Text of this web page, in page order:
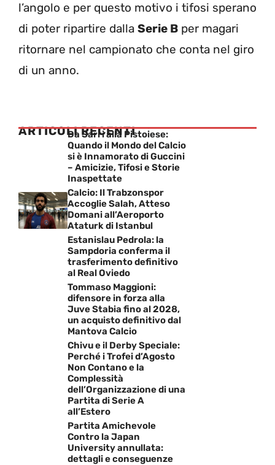
l’angolo e per questo motivo i tifosi sperano
di poter ripartire dalla Serie B per magari
ritornare nel campionato che conta nel giro
di un anno.
ARTICOLI RECENTI
Da Sarri alla Pistoiese:
Quando il Mondo del Calcio
si è Innamorato di Guccini
– Amicizie, Tifosi e Storie
Inaspettate
Calcio: Il Trabzonspor
Accoglie Salah, Atteso
Domani all’Aeroporto
Ataturk di Istanbul
Estanislau Pedrola: la
Sampdoria conferma il
trasferimento definitivo
al Real Oviedo
Tommaso Maggioni:
difensore in forza alla
Juve Stabia fino al 2028,
un acquisto definitivo dal
Mantova Calcio
Chivu e il Derby Speciale:
Perché i Trofei d’Agosto
Non Contano e la
Complessità
dell’Organizzazione di una
Partita di Serie A
all’Estero
Partita Amichevole
Contro la Japan
University annullata:
dettagli e conseguenze